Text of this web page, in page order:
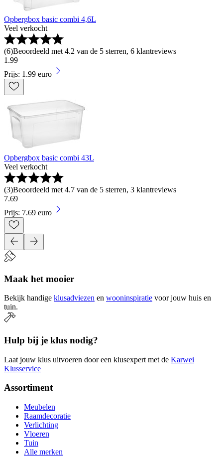
Opbergbox basic combi 4,6L
Veel verkocht
(6)Beoordeeld met 4.2 van de 5 sterren, 6 klantreviews
1 .99
Prijs: 1.99 euro
Opbergbox basic combi 43L
Veel verkocht
(3)Beoordeeld met 4.7 van de 5 sterren, 3 klantreviews
7.69
Prijs: 7.69 euro
Maak het mooier
Bekijk handige klusadviezen en wooninspiratie voor jouw huis en
tuin.
Hulp bij je klus nodig?
Laat jouw klus uitvoeren door een klusexpert met de Karwei
Klusservice
Assortiment
Meubelen
Raamdecoratie
Verlichting
Vloeren
Tuin
Alle merken